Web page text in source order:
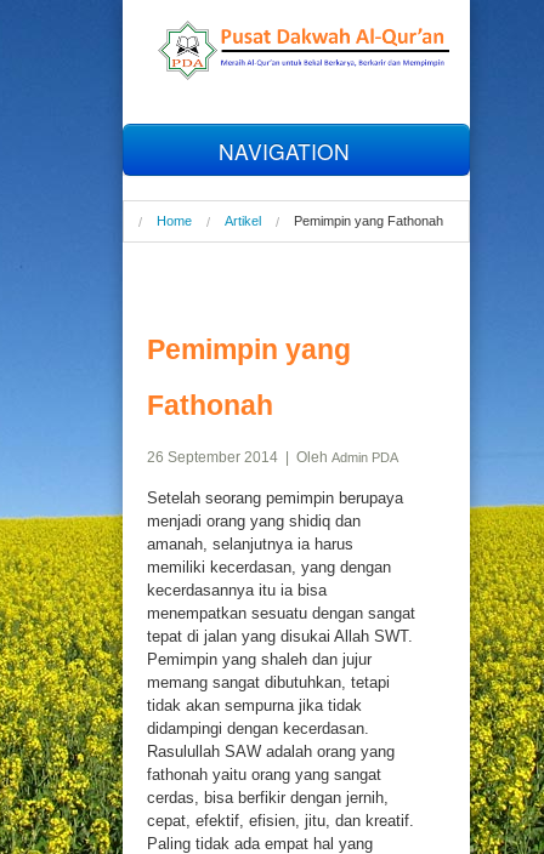
NAVIGATION
Al-Qur'an
Tahfizh
Talaqqi
Online
Artikel
Donasi
Newsletter
Buku
Kontak
Home Artikel Pemimpin yang Fathonah
Pemimpin yang
Fathonah
26 September 2014 | Oleh Admin PDA
Setelah seorang pemimpin berupaya
menjadi orang yang shidiq dan
amanah, selanjutnya ia harus
memiliki kecerdasan, yang dengan
kecerdasannya itu ia bisa
menempatkan sesuatu dengan sangat
tepat di jalan yang disukai Allah SWT.
Pemimpin yang shaleh dan jujur
memang sangat dibutuhkan, tetapi
tidak akan sempurna jika tidak
didampingi dengan kecerdasan.
Rasulullah SAW adalah orang yang
fathonah yaitu orang yang sangat
cerdas, bisa berfikir dengan jernih,
cepat, efektif, efisien, jitu, dan kreatif.
Paling tidak ada empat hal yang